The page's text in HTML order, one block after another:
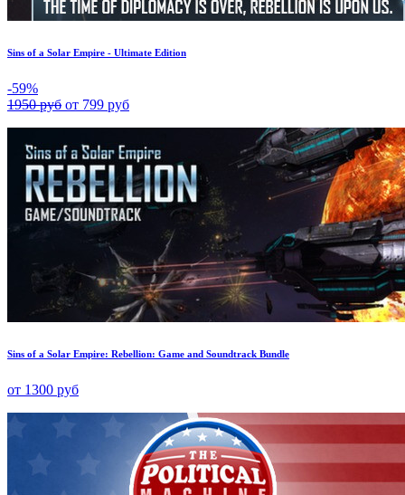
Sins of a Solar Empire - Ultimate Edition
-59%
1950 руб от 799 руб
Sins of a Solar Empire: Rebellion: Game and Soundtrack Bundle
от 1300 руб